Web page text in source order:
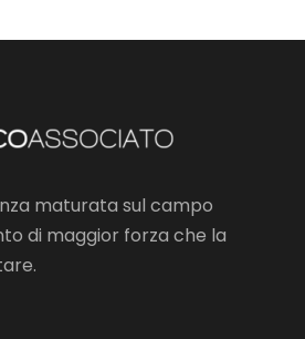
maturata sul campo
di maggior forza che la